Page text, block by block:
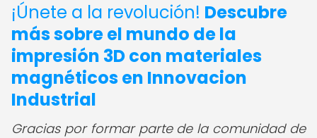
¡Únete a la revolución! Descubre
más sobre el mundo de la
impresión 3D con materiales
magnéticos en Innovacion
Industrial
Gracias por formar parte de la comunidad de